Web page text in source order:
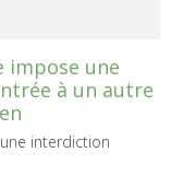
impose une
à un autre
interdiction